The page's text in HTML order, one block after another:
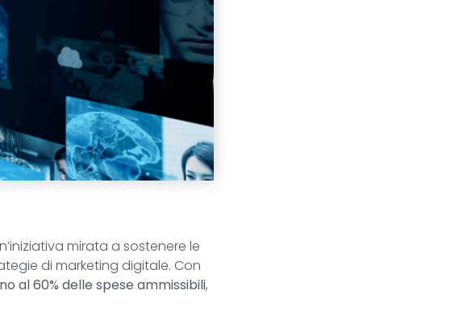
mirata a sostenere le
di marketing digitale. Con
al 60% delle spese ammissibili,